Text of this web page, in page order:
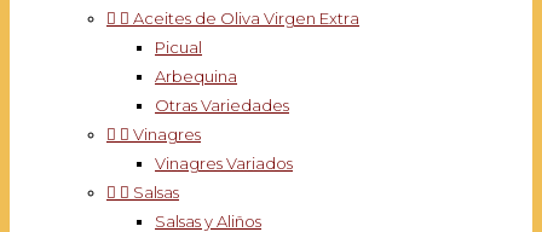
  Aceites de Oliva Virgen Extra
Picual
Arbequina
Otras Variedades
  Vinagres
Vinagres Variados
  Salsas
Salsas y Aliños